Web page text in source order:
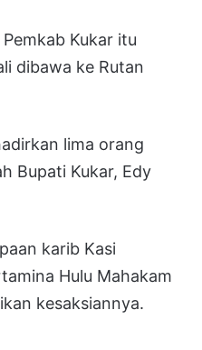
Kukar itu
dibawa ke Rutan
lima orang
Bupati Kukar, Edy
karib Kasi
Hulu Mahakam
kesaksiannya.